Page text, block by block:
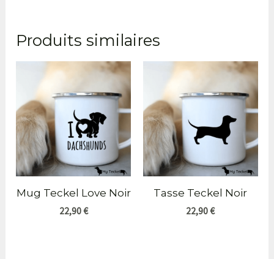
Produits similaires
Mug Teckel Love Noir
22,90€
Tasse Teckel Noir
22,90€